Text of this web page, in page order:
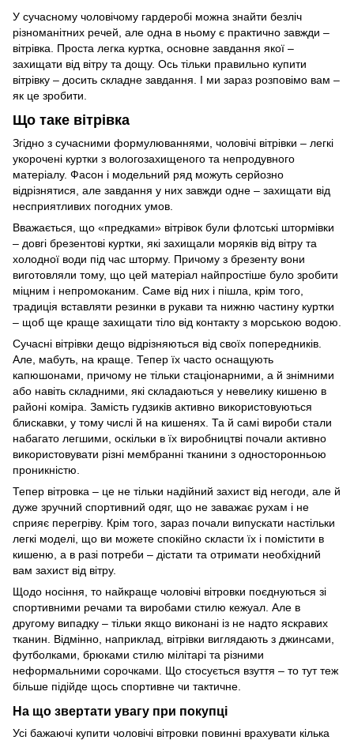
У сучасному чоловічому гардеробі можна знайти безліч
різноманітних речей, але одна в ньому є практично завжди –
вітрівка. Проста легка куртка, основне завдання якої –
захищати від вітру та дощу. Ось тільки правильно купити
вітрівку – досить складне завдання. І ми зараз розповімо вам –
як це зробити.
Що таке вітрівка
Згідно з сучасними формулюваннями, чоловічі вітрівки – легкі
укорочені куртки з вологозахищеного та непродувного
матеріалу. Фасон і модельний ряд можуть серйозно
відрізнятися, але завдання у них завжди одне – захищати від
несприятливих погодних умов.
Вважається, що «предками» вітрівок були флотські штормівки
– довгі брезентові куртки, які захищали моряків від вітру та
холодної води під час шторму. Причому з брезенту вони
виготовляли тому, що цей матеріал найпростіше було зробити
міцним і непромоканим. Саме від них і пішла, крім того,
традиція вставляти резинки в рукави та нижню частину куртки
– щоб ще краще захищати тіло від контакту з морською водою.
Сучасні вітрівки дещо відрізняються від своїх попередників.
Але, мабуть, на краще. Тепер їх часто оснащують
капюшонами, причому не тільки стаціонарними, а й знімними
або навіть складними, які складаються у невелику кишеню в
районі коміра. Замість гудзиків активно використовуються
блискавки, у тому числі й на кишенях. Та й самі вироби стали
набагато легшими, оскільки в їх виробництві почали активно
використовувати різні мембранні тканини з односторонньою
проникністю.
Тепер вітровка – це не тільки надійний захист від негоди, але й
дуже зручний спортивний одяг, що не заважає рухам і не
сприяє перегріву. Крім того, зараз почали випускати настільки
легкі моделі, що ви можете спокійно скласти їх і помістити в
кишеню, а в разі потреби – дістати та отримати необхідний
вам захист від вітру.
Щодо носіння, то найкраще чоловічі вітровки поєднуються зі
спортивними речами та виробами стилю кежуал. Але в
другому випадку – тільки якщо виконані із не надто яскравих
тканин. Відмінно, наприклад, вітрівки виглядають з джинсами,
футболками, брюками стилю мілітарі та різними
неформальними сорочками. Що стосується взуття – то тут теж
більше підійде щось спортивне чи тактичне.
На що звертати увагу при покупці
Усі бажаючі купити чоловічі вітровки повинні врахувати кілька